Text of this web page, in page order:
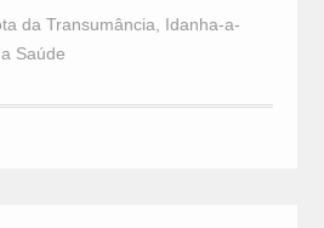
da Transumância, Idanha-a-
Saúde